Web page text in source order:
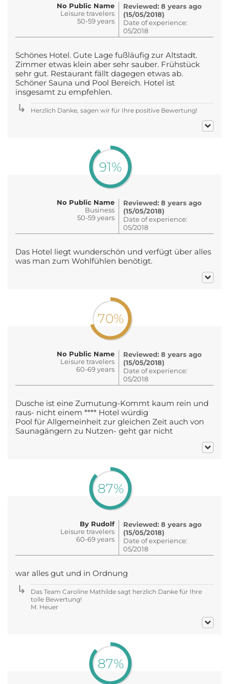
No Public Name
Leisure travelers
50-59 years
Reviewed: 8 years ago
(15/05/2018)
Date of experience:
05/2018
Schönes Hotel. Gute Lage fußläufig zur Altstadt.
Zimmer etwas klein aber sehr sauber. Frühstück
sehr gut. Restaurant fällt dagegen etwas ab.
Schöner Sauna und Pool Bereich. Hotel ist
insgesamt zu empfehlen.
Herzlich Danke, sagen wir für Ihre positive Bewertung!
91%
No Public Name
Business
50-59 years
Reviewed: 8 years ago
(15/05/2018)
Date of experience:
05/2018
Das Hotel liegt wunderschön und verfügt über alles
was man zum Wohlfühlen benötigt.
70%
No Public Name
Leisure travelers
60-69 years
Reviewed: 8 years ago
(15/05/2018)
Date of experience:
05/2018
Dusche ist eine Zumutung-Kommt kaum rein und
raus- nicht einem **** Hotel würdig
Pool für Allgemeinheit zur gleichen Zeit auch von
Saunagängern zu Nutzen- geht gar nicht
87%
By Rudolf
Leisure travelers
60-69 years
Reviewed: 8 years ago
(15/05/2018)
Date of experience:
05/2018
war alles gut und in Ordnung
Das Team Caroline Mathilde sagt herzlich Danke für Ihre
tolle Bewertung!
M. Heuer
87%